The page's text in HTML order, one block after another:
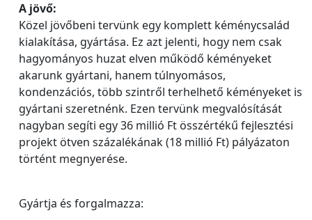
A jövő:
Közel jövőbeni tervünk egy komplett kéménycsalád
kialakítása, gyártása. Ez azt jelenti, hogy nem csak
hagyományos huzat elven működő kéményeket
akarunk gyártani, hanem túlnyomásos,
kondenzációs, több szintről terhelhető kéményeket is
gyártani szeretnénk. Ezen tervünk megvalósítását
nagyban segíti egy 36 millió Ft összértékű fejlesztési
projekt ötven százalékának (18 millió Ft) pályázaton
történt megnyerése.
Gyártja és forgalmazza: